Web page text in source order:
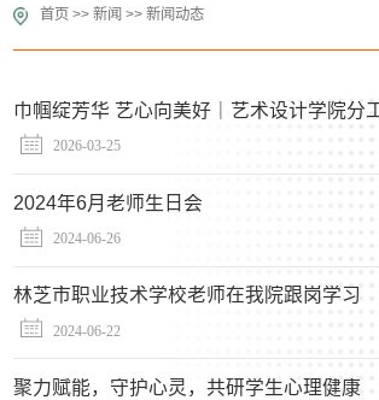
首页 >>新闻 >>新闻动态
2026-03-25
2024年6月老师生日会
2024-06-26
林芝市职业技术学校老师在我院跟岗学习
2024-06-22
聚力赋能，守护心灵，共研学生心理健康